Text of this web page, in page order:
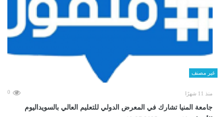
غير مصنف
منذ 11 شهرًا 0
جامعة المنيا تشارك في المعرض الدولي للتعليم العالي بالسويداليوم